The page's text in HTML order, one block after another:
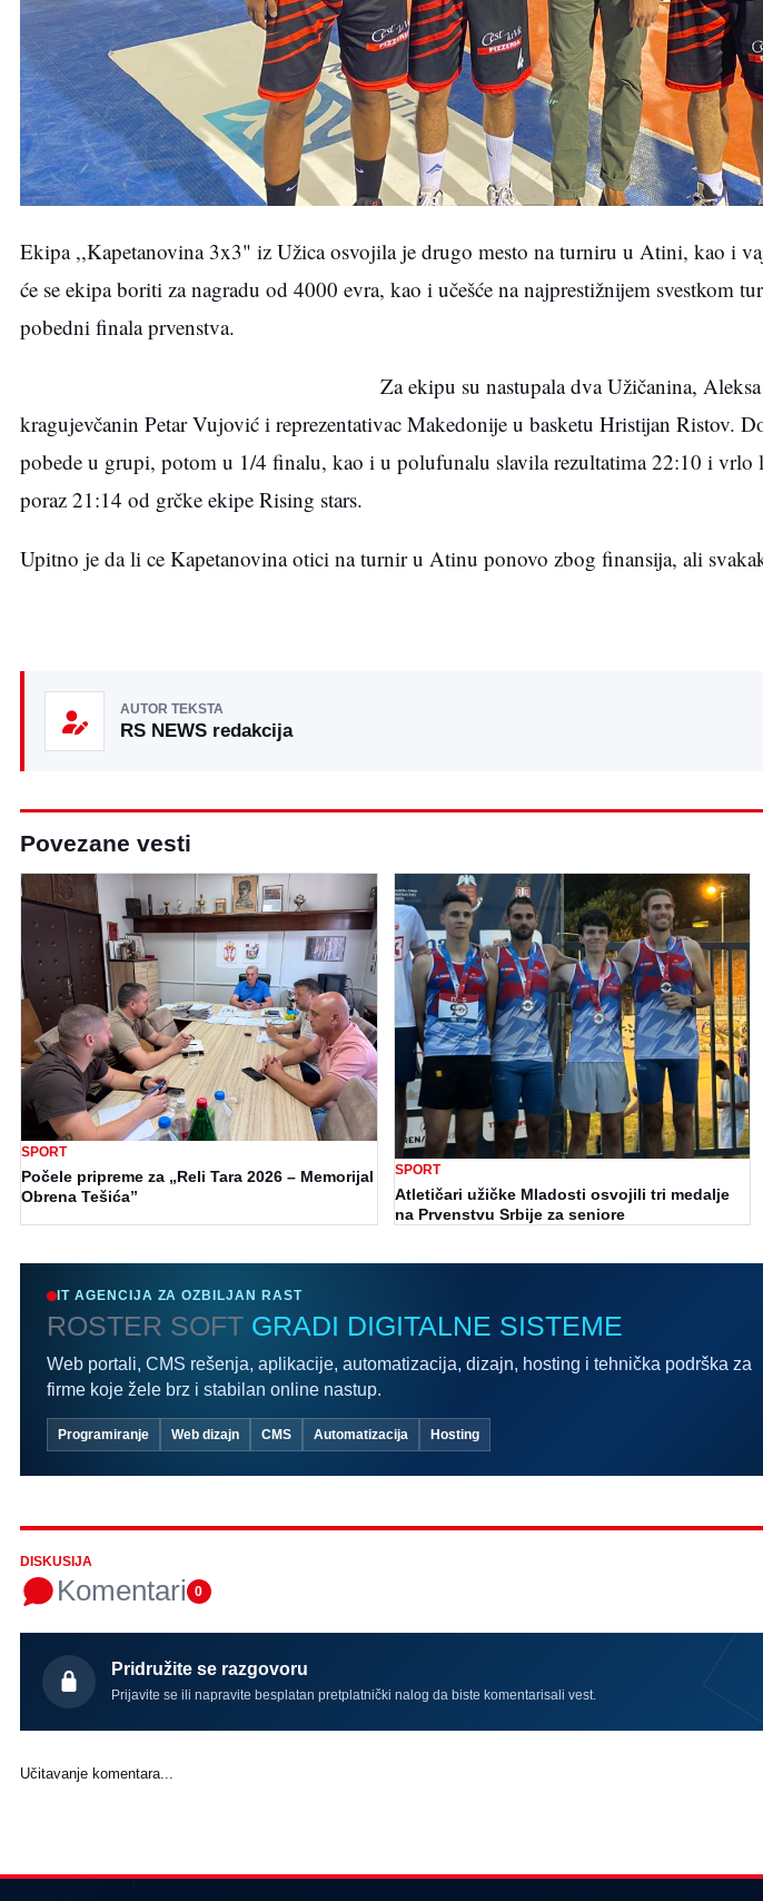
Ekipa ,,Kapetanovina 3x3" iz Užica osvojila je drugo mesto na turniru u Atini, kao i
će se ekipa boriti za nagradu od 4000 evra, kao i učešće na najprestižnijem svestkom
pobedni finala prvenstva.
Za ekipu su nastupala dva Užičanina,
kragujevčanin Petar Vujović i reprezentativac Makedonije u basketu Hristijan Ristov.
pobede u grupi, potom u 1/4 finalu, kao i u polufunalu slavila rezultatima 22:10 i
poraz 21:14 od grčke ekipe Rising stars.
Upitno je da li ce Kapetanovina otici na turnir u Atinu ponovo zbog finansija, ali
AUTOR TEKSTA
RS NEWS redakcija
Povezane vesti
SPORT
Počele pripreme za „Reli Tara 2026 – Memorijal
Obrena Tešića”
SPORT
Atletičari užičke Mladosti osvojili tri medalje
na Prvenstvu Srbije za seniore
IT AGENCIJA ZA OZBILJAN RAST
ROSTER SOFT GRADI DIGITALNE SISTEME
Web portali, CMS rešenja, aplikacije, automatizacija, dizajn, hosting i tehnička podrška za
firme koje žele brz i stabilan online nastup.
Programiranje Web dizajn CMS Automatizacija Hosting
DISKUSIJA
Komentari 0
Pridružite se razgovoru
Prijavite se ili napravite besplatan pretplatnički nalog da biste komentarisali vest.
Učitavanje komentara...